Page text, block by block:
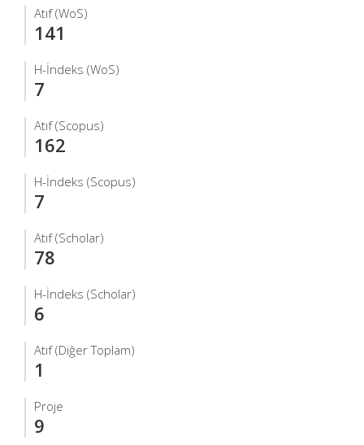
Atıf (WoS)
141
H-İndeks (WoS)
7
Atıf (Scopus)
162
H-İndeks (Scopus)
7
Atıf (Scholar)
78
H-İndeks (Scholar)
6
Atıf (Diğer Toplam)
1
Proje
9